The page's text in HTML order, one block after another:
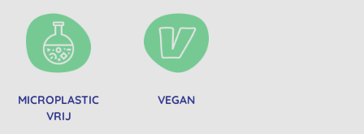
MICROPLASTIC
VRIJ
VEGAN